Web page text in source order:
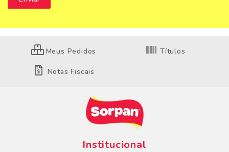
Meus Pedidos Títulos
Notas Fiscais
Institucional